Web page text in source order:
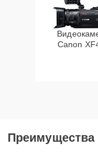
Canon
Преимущества